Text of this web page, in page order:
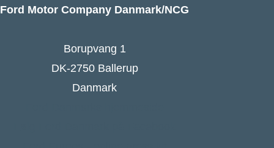
Ford Motor Company Danmark/NCG
Borupvang 1
DK-2750 Ballerup
Danmark